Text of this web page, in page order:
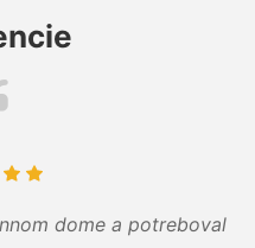
dome a potreboval